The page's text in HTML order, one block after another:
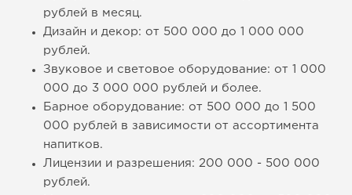
рублей в месяц.
Дизайн и декор: от 500 000 до 1 000 000
рублей.
Звуковое и световое оборудование: от 1 000
000 до 3 000 000 рублей и более.
Барное оборудование: от 500 000 до 1 500
000 рублей в зависимости от ассортимента
напитков.
Лицензии и разрешения: 200 000 - 500 000
рублей.